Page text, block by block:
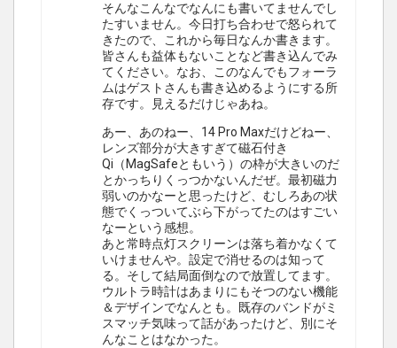
そんなこんなでなんにも書いてませんでし
たすいません。今日打ち合わせで怒られて
きたので、これから毎日なんか書きます。
皆さんも益体もないことなど書き込んでみ
てください。なお、このなんでもフォーラ
ムはゲストさんも書き込めるようにする所
存です。見えるだけじゃあね。
あー、あのねー、14 Pro Maxだけどねー、
レンズ部分が大きすぎて磁石付き
Qi（MagSafeともいう）の枠が大きいのだ
とかっちりくっつかないんだぜ。最初磁力
弱いのかなーと思ったけど、むしろあの状
態でくっついてぶら下がってたのはすごい
なーという感想。
あと常時点灯スクリーンは落ち着かなくて
いけませんや。設定で消せるのは知って
る。そして結局面倒なので放置してます。
ウルトラ時計はあまりにもそつのない機能
＆デザインでなんとも。既存のバンドがミ
スマッチ気味って話があったけど、別にそ
んなことはなかった。